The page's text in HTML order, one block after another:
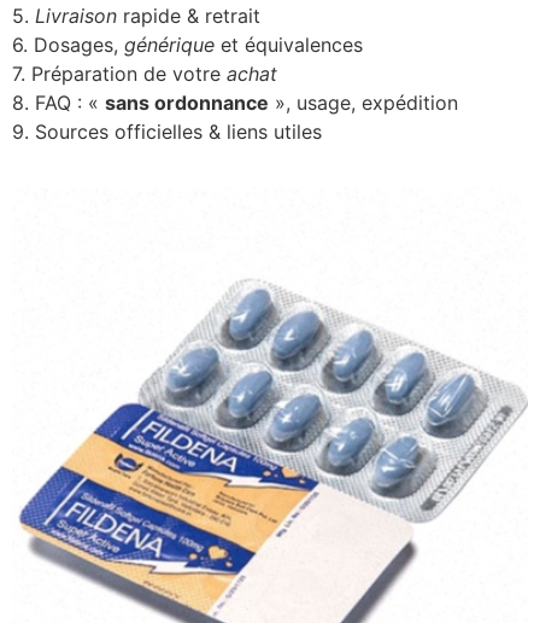
5. Livraison rapide & retrait
6. Dosages, générique et équivalences
7. Préparation de votre achat
8. FAQ : « sans ordonnance », usage, expédition
9. Sources officielles & liens utiles